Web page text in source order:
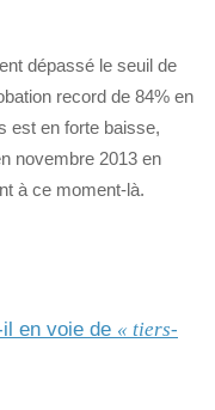
dépassé le seuil de
record de 84% en
est en forte baisse,
novembre 2013 en
à ce moment-là.
en voie de « tiers-